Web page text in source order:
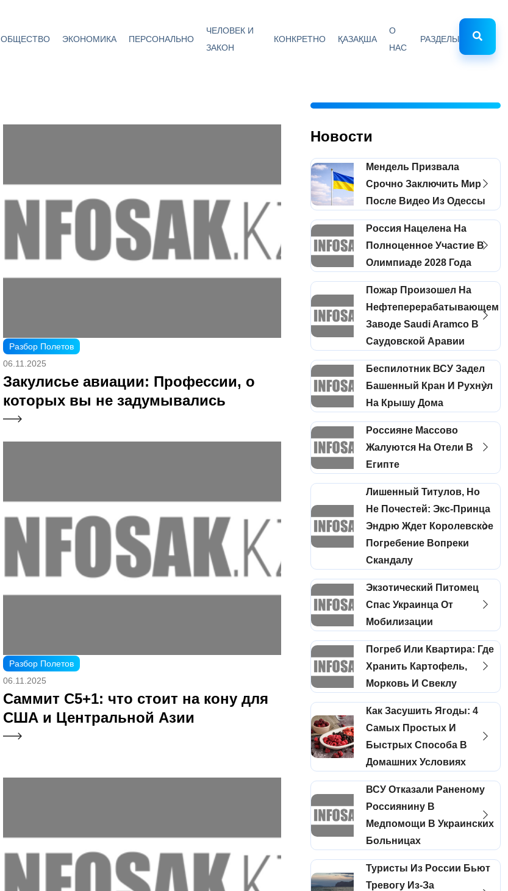
ОБЩЕСТВО ЭКОНОМИКА ПЕРСОНАЛЬНО
ЧЕЛОВЕК И
ЗАКОН
КОНКРЕТНО ҚАЗАҚША
О
НАС
РАЗДЕЛЫ
Разбор Полетов
06.11.2025
Закулисье авиации: Профессии, о
которых вы не задумывались
Разбор Полетов
06.11.2025
Саммит C5+1: что стоит на кону для
США и Центральной Азии
Новости
Мендель Призвала
Срочно Заключить Мир
После Видео Из Одессы
Россия Нацелена На
Полноценное Участие В
Олимпиаде 2028 Года
Пожар Произошел На
Нефтеперерабатывающем
Заводе Saudi Aramco В
Саудовской Аравии
Беспилотник ВСУ Задел
Башенный Кран И Рухнул
На Крышу Дома
Россияне Массово
Жалуются На Отели В
Египте
Лишенный Титулов, Но
Не Почестей: Экс-Принца
Эндрю Ждет Королевское
Погребение Вопреки
Скандалу
Экзотический Питомец
Спас Украинца От
Мобилизации
Погреб Или Квартира: Где
Хранить Картофель,
Морковь И Свеклу
Как Засушить Ягоды: 4
Самых Простых И
Быстрых Способа В
Домашних Условиях
ВСУ Отказали Раненому
Россиянину В
Медпомощи В Украинских
Больницах
Туристы Из России Бьют
Тревогу Из-За